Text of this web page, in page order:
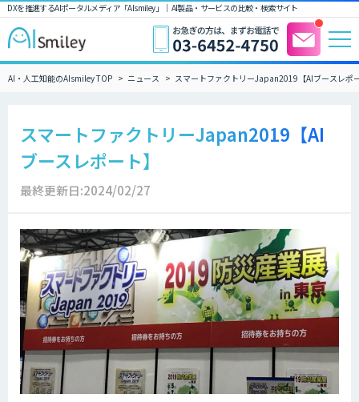
DXを推進するAIポータルメディア「AIsmiley」｜ AI製品・サービスの比較・検索サイト
AI・人工知能のAIsmiley TOP ニュース スマートファクトリーJapan2019【AIブースレポ
スマートファクトリーJapan2019【AI
ブースレポート】
最終更新日:2024/02/27